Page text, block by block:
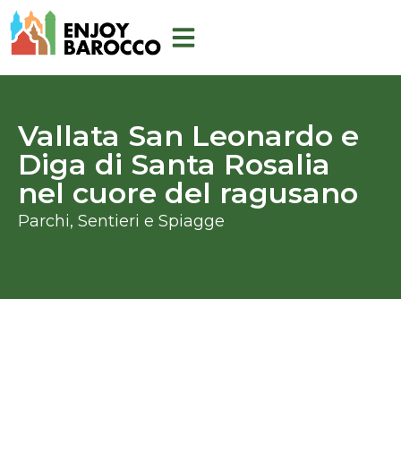
Skip
to
Vallata San Leonardo e
Diga di Santa Rosalia
nel cuore del ragusano
Parchi, Sentieri e Spiagge